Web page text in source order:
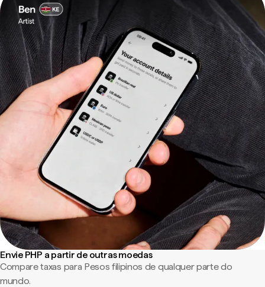
Envie PHP a partir de outras moedas
Compare taxas para Pesos filipinos de qualquer parte do
mundo.